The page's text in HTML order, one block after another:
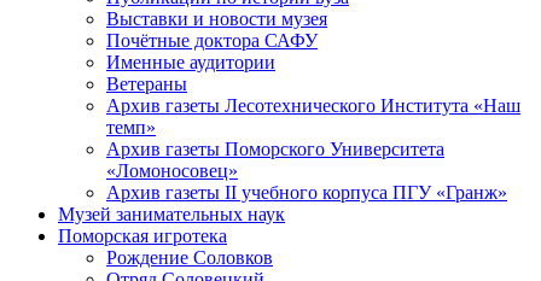
Выставки и новости музея
Почётные доктора САФУ
Именные аудитории
Ветераны
Архив газеты Лесотехнического Института «Наш
темп»
Архив газеты Поморского Университета
«Ломоносовец»
Архив газеты II учебного корпуса ПГУ «Гранж»
Музей занимательных наук
Поморская игротека
Рождение Соловков